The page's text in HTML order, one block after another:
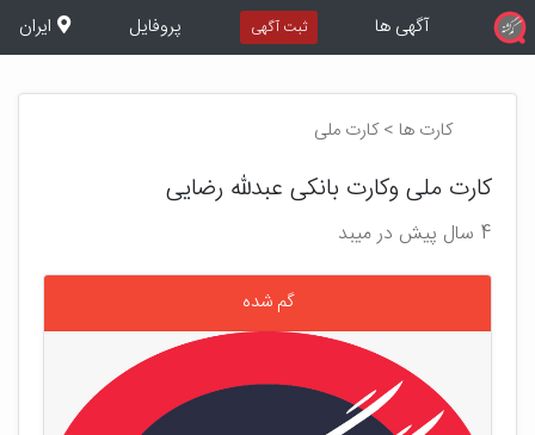
آگهی ها ثبت آگهی پروفایل ایران
کارت ها > کارت ملی
کارت ملی وکارت بانکی عبدلله رضایی
4 سال پیش در میبد
گم شده